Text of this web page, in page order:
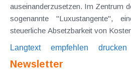
auseinanderzusetzen. Im Zentrum
sogenannte "Luxustangente",
steuerliche Absetzbarkeit von
Langtext
empfehlen drucken
Newsletter